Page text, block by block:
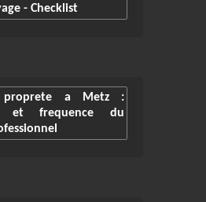
- Checklist
proprete a Metz :
et frequence du